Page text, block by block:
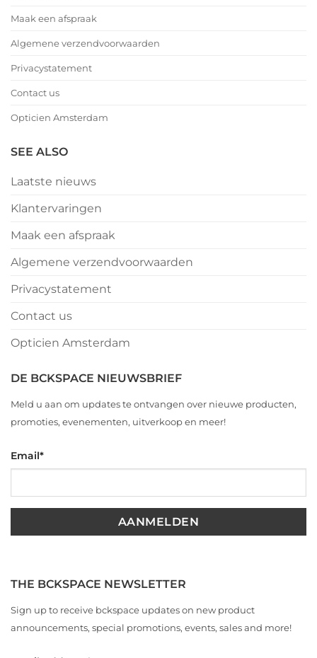
Maak een afspraak
Algemene verzendvoorwaarden
Privacystatement
Contact us
Opticien Amsterdam
SEE ALSO
Laatste nieuws
Klantervaringen
Maak een afspraak
Algemene verzendvoorwaarden
Privacystatement
Contact us
Opticien Amsterdam
DE BCKSPACE NIEUWSBRIEF
Meld u aan om updates te ontvangen over nieuwe producten,
promoties, evenementen, uitverkoop en meer!
Email*
THE BCKSPACE NEWSLETTER
Sign up to receive bckspace updates on new product
announcements, special promotions, events, sales and more!